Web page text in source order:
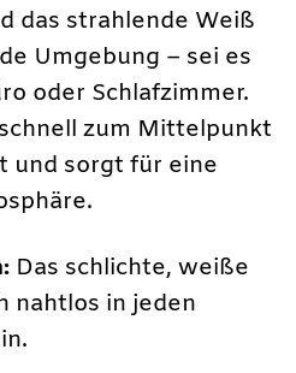
das strahlende Weiß
Umgebung – sei es
oder Schlafzimmer.
zum Mittelpunkt
und sorgt für eine
Das schlichte, weiße
nahtlos in jeden